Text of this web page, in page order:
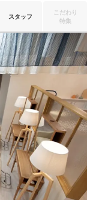
スタッフ
こだわり
特集